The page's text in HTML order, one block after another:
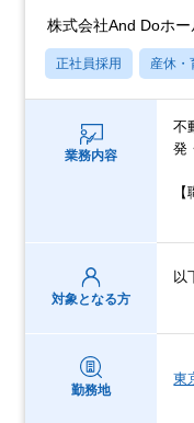
株式会社And Doホ
正社員採用 産休・
業務内容
不
発
対象となる方
以
勤務地
東